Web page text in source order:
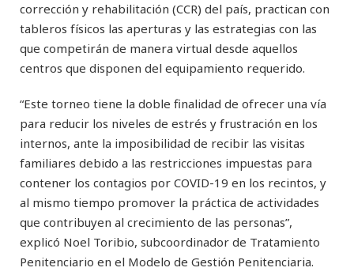
corrección y rehabilitación (CCR) del país, practican con
tableros físicos las aperturas y las estrategias con las
que competirán de manera virtual desde aquellos
centros que disponen del equipamiento requerido.
“Este torneo tiene la doble finalidad de ofrecer una vía
para reducir los niveles de estrés y frustración en los
internos, ante la imposibilidad de recibir las visitas
familiares debido a las restricciones impuestas para
contener los contagios por COVID-19 en los recintos, y
al mismo tiempo promover la práctica de actividades
que contribuyen al crecimiento de las personas”,
explicó Noel Toribio, subcoordinador de Tratamiento
Penitenciario en el Modelo de Gestión Penitenciaria.